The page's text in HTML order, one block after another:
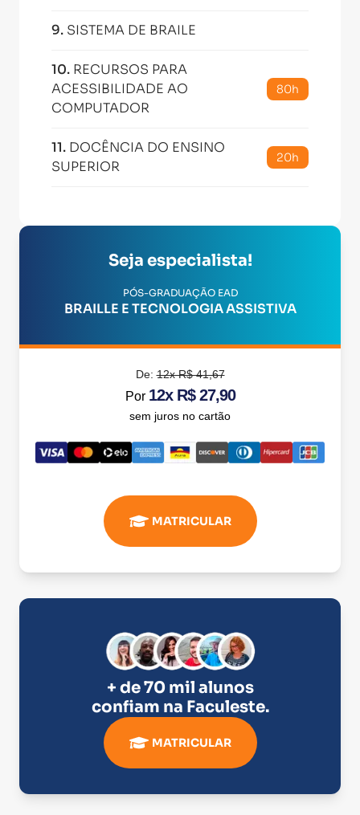
9. SISTEMA DE BRAILE
10. RECURSOS PARA
ACESSIBILIDADE AO
COMPUTADOR
80h
11. DOCÊNCIA DO ENSINO
SUPERIOR
20h
Seja especialista!
PÓS-GRADUAÇÃO EAD
BRAILLE E TECNOLOGIA ASSISTIVA
De:12x R$ 41,67
Por 12x R$ 27,90
sem juros no cartão
MATRICULAR
+ de 70 mil alunos
confiam na Faculeste.
MATRICULAR